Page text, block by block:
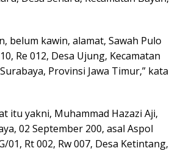
belum kawin, alamat, Sawah Pulo
Re 012, Desa Ujung, Kecamatan
Provinsi Jawa Timur,” kata
itu yakni, Muhammad Hazazi Aji,
02 September 200, asal Aspol
01, Rt 002, Rw 007, Desa Ketintang,